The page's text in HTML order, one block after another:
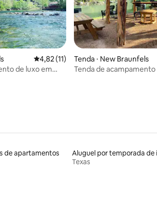
4,82 de uma avaliação média de 5, 11
4,82 (11)
de luxo em
Tenda ⋅ New Braunfels
Tenda de acampamento
de apartamentos
Texas